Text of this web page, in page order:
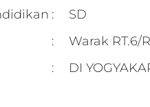
:
SD
:
Warak RT.6/
: DI